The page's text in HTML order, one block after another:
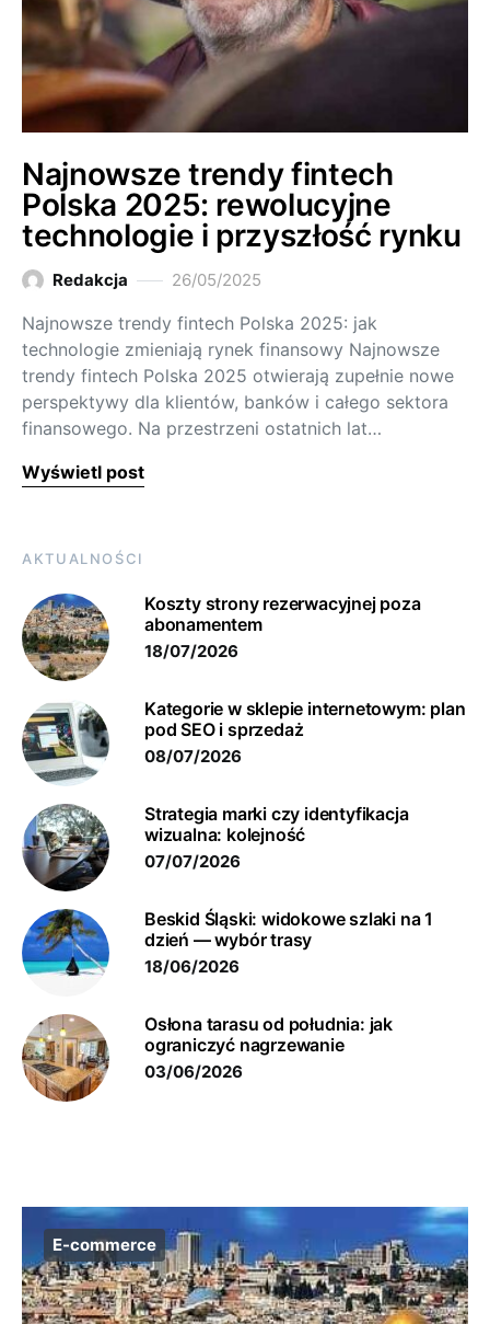
Najnowsze trendy fintech
Polska 2025: rewolucyjne
technologie i przyszłość rynku
Redakcja 26/05/2025
Najnowsze trendy fintech Polska 2025: jak
technologie zmieniają rynek finansowy Najnowsze
trendy fintech Polska 2025 otwierają zupełnie nowe
perspektywy dla klientów, banków i całego sektora
finansowego. Na przestrzeni ostatnich lat…
Wyświetl post
AKTUALNOŚCI
Koszty strony rezerwacyjnej poza
abonamentem
18/07/2026
Kategorie w sklepie internetowym: plan
pod SEO i sprzedaż
08/07/2026
Strategia marki czy identyfikacja
wizualna: kolejność
07/07/2026
Beskid Śląski: widokowe szlaki na 1
dzień — wybór trasy
18/06/2026
Osłona tarasu od południa: jak
ograniczyć nagrzewanie
03/06/2026
E-commerce